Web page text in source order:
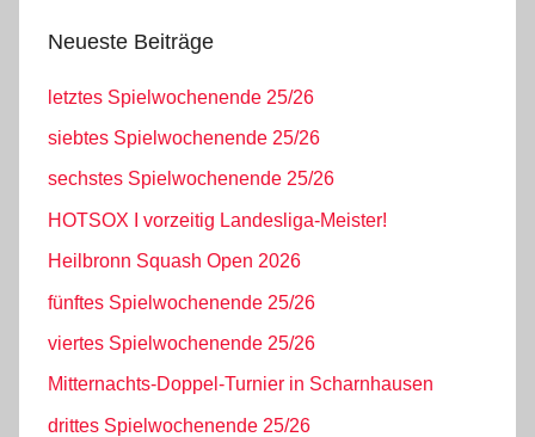
Neueste Beiträge
letztes Spielwochenende 25/26
siebtes Spielwochenende 25/26
sechstes Spielwochenende 25/26
HOTSOX I vorzeitig Landesliga-Meister!
Heilbronn Squash Open 2026
fünftes Spielwochenende 25/26
viertes Spielwochenende 25/26
Mitternachts-Doppel-Turnier in Scharnhausen
drittes Spielwochenende 25/26